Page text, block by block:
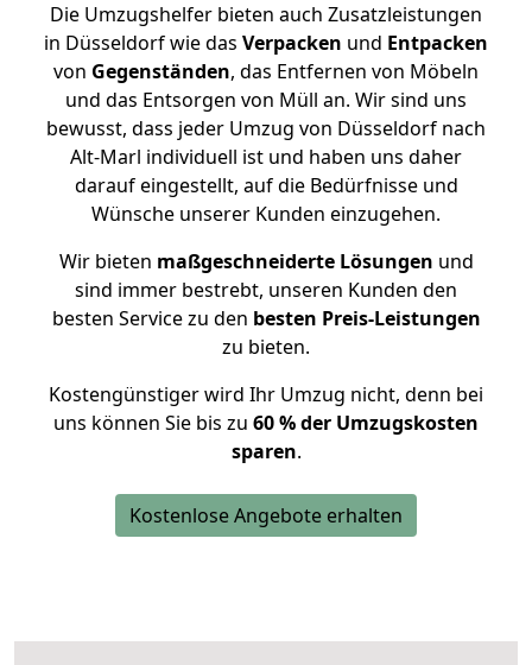
Die Umzugshelfer bieten auch Zusatzleistungen
in Düsseldorf wie das Verpacken und Entpacken
von Gegenständen, das Entfernen von Möbeln
und das Entsorgen von Müll an. Wir sind uns
bewusst, dass jeder Umzug von Düsseldorf nach
Alt-Marl individuell ist und haben uns daher
darauf eingestellt, auf die Bedürfnisse und
Wünsche unserer Kunden einzugehen.
Wir bieten maßgeschneiderte Lösungen und
sind immer bestrebt, unseren Kunden den
besten Service zu den besten Preis-Leistungen
zu bieten.
Kostengünstiger wird Ihr Umzug nicht, denn bei
uns können Sie bis zu 60 % der Umzugskosten
sparen.
Kostenlose Angebote erhalten